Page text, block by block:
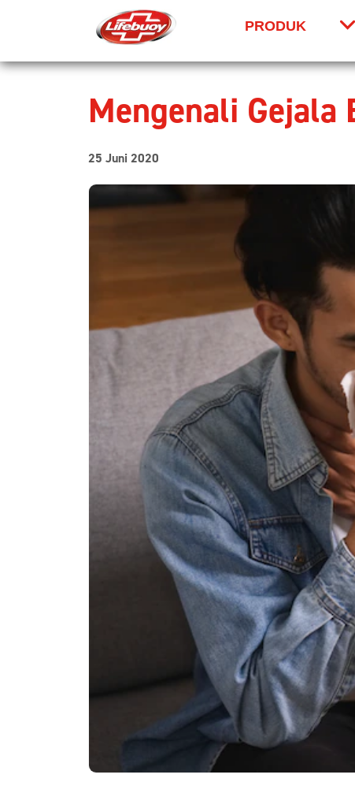
PRODUK
Infeksi & Pencegahannya
Mengenali Gejala
25 Juni 2020